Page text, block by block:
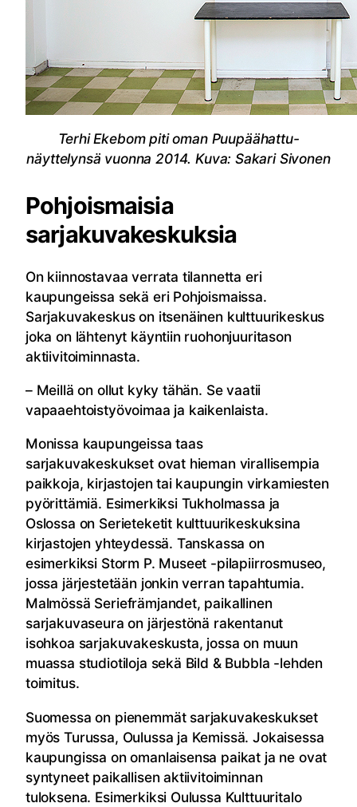
Terhi Ekebom piti oman Puupäähattu-
näyttelynsä vuonna 2014. Kuva: Sakari Sivonen
Pohjoismaisia
sarjakuvakeskuksia
On kiinnostavaa verrata tilannetta eri
kaupungeissa sekä eri Pohjoismaissa.
Sarjakuvakeskus on itsenäinen kulttuurikeskus
joka on lähtenyt käyntiin ruohonjuuritason
aktiivitoiminnasta.
– Meillä on ollut kyky tähän. Se vaatii
vapaaehtoistyövoimaa ja kaikenlaista.
Monissa kaupungeissa taas
sarjakuvakeskukset ovat hieman virallisempia
paikkoja, kirjastojen tai kaupungin virkamiesten
pyörittämiä. Esimerkiksi Tukholmassa ja
Oslossa on Serieteketit kulttuurikeskuksina
kirjastojen yhteydessä. Tanskassa on
esimerkiksi Storm P. Museet -pilapiirrosmuseo,
jossa järjestetään jonkin verran tapahtumia.
Malmössä Seriefrämjandet, paikallinen
sarjakuvaseura on järjestönä rakentanut
isohkoa sarjakuvakeskusta, jossa on muun
muassa studiotiloja sekä Bild & Bubbla -lehden
toimitus.
Suomessa on pienemmät sarjakuvakeskukset
myös Turussa, Oulussa ja Kemissä. Jokaisessa
kaupungissa on omanlaisensa paikat ja ne ovat
syntyneet paikallisen aktiivitoiminnan
tuloksena. Esimerkiksi Oulussa Kulttuuritalo